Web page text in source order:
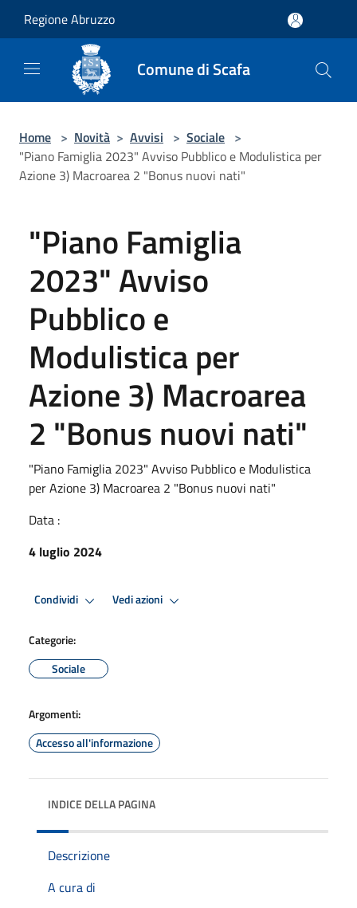
Regione Abruzzo
Comune di Scafa
Home > Novità > Avvisi > Sociale >
"Piano Famiglia 2023" Avviso Pubblico e Modulistica per
Azione 3) Macroarea 2 "Bonus nuovi nati"
"Piano Famiglia
2023" Avviso
Pubblico e
Modulistica per
Azione 3) Macroarea
2 "Bonus nuovi nati"
"Piano Famiglia 2023" Avviso Pubblico e Modulistica
per Azione 3) Macroarea 2 "Bonus nuovi nati"
Data :
4 luglio 2024
Condividi Vedi azioni
Categorie:
Sociale
Argomenti:
Accesso all'informazione
INDICE DELLA PAGINA
Descrizione
A cura di